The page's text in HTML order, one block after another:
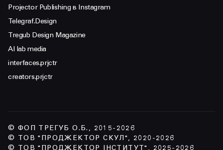
Projector Publishing в Instagram
Telegraf.Design
Tregub Design Magazine
AI lab media
interfaces.prjctr
creators.prjctr
© ФОП ТРЕГУБ О.Б., 2015-2026
© ТОВ "ПРОДЖЕКТОР СКУЛ", 2020-2026